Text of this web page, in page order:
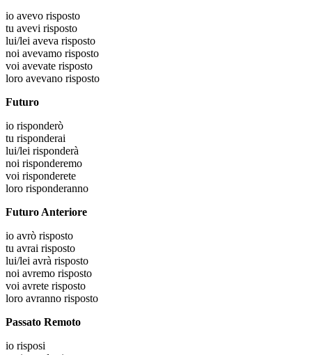
io avevo risposto
tu avevi risposto
lui/lei aveva risposto
noi avevamo risposto
voi avevate risposto
loro avevano risposto
Futuro
io risponderò
tu risponderai
lui/lei risponderà
noi risponderemo
voi risponderete
loro risponderanno
Futuro Anteriore
io avrò risposto
tu avrai risposto
lui/lei avrà risposto
noi avremo risposto
voi avrete risposto
loro avranno risposto
Passato Remoto
io risposi